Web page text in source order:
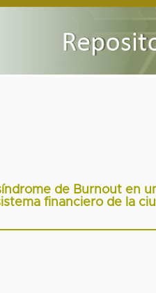
de Burnout en
financiero de la